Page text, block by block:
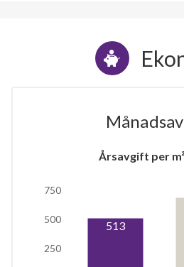
Årsavgift per
250
500
750
513